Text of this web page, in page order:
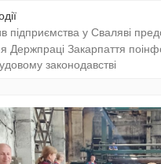
підприємства у Сваляві
Держпраці Закарпаття
законодавстві